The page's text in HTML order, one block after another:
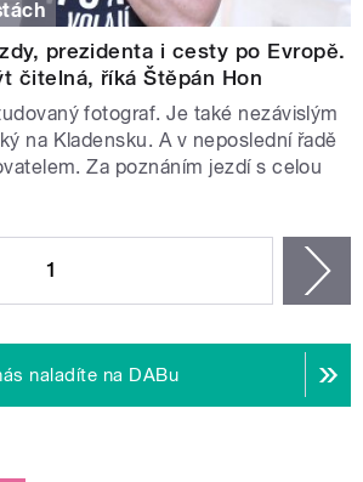
prezidenta i cesty po Evropě.
čitelná, říká Štěpán Hon
fotograf. Je také nezávislým
na Kladensku. A v neposlední řadě
Za poznáním jezdí s celou
1
naladíte na DABu